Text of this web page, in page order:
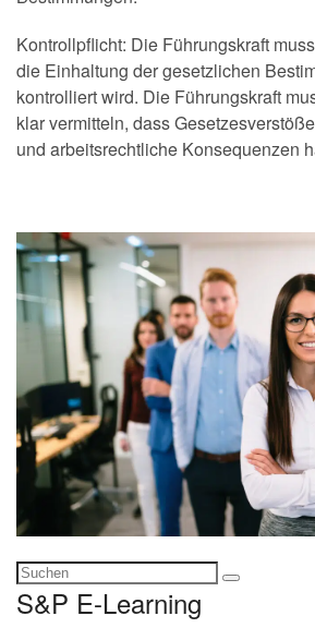
Kontrollpflicht: Die Führungskraft
die Einhaltung der gesetzlichen
kontrolliert wird. Die Führungskraft
klar vermitteln, dass
und arbeitsrechtliche Konsequenzen
S&P E-Learning